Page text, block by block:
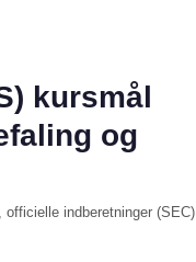
kursmål
og
, officielle indberetninger (SEC)